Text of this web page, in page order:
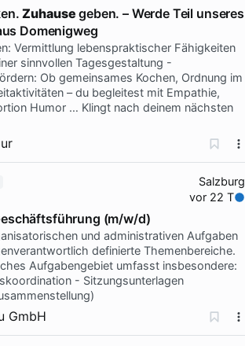
Zuhause geben. – Werde Teil unseres
Domenigweg
Vermittlung lebenspraktischer Fähigkeiten
sinnvollen Tagesgestaltung -
Ob gemeinsames Kochen, Ordnung im
– du begleitest mit Empathie,
Humor … Klingt nach deinem nächsten
Salzburg
vor 22 T
(m/w/d)
und administrativen Aufgaben
definierte Themenbereiche.
Aufgabengebiet umfasst insbesondere:
- Sitzungsunterlagen
GmbH